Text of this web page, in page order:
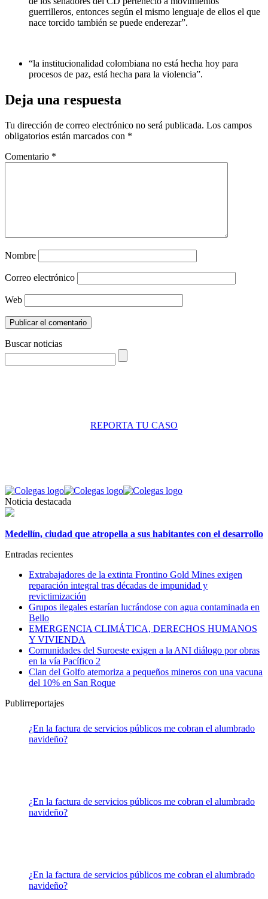
guerrilleros, entonces según el mismo lenguaje de ellos el que
nace torcido también se puede enderezar”.
“la institucionalidad colombiana no está hecha hoy para
procesos de paz, está hecha para la violencia”.
Deja una respuesta
Tu dirección de correo electrónico no será publicada. Los campos
obligatorios están marcados con *
Comentario *
Nombre
Correo electrónico
Web
Buscar noticias
REPORTA TU CASO
Noticia destacada
Medellín, ciudad que atropella a sus habitantes con el desarrollo
Entradas recientes
Extrabajadores de la extinta Frontino Gold Mines exigen
reparación integral tras décadas de impunidad y
revictimización
Grupos ilegales estarían lucrándose con agua contaminada en
Bello
EMERGENCIA CLIMÁTICA, DERECHOS HUMANOS
Y VIVIENDA
Comunidades del Suroeste exigen a la ANI diálogo por obras
en la vía Pacífico 2
Clan del Golfo atemoriza a pequeños mineros con una vacuna
del 10% en San Roque
Publirreportajes
¿En la factura de servicios públicos me cobran el alumbrado
navideño?
¿En la factura de servicios públicos me cobran el alumbrado
navideño?
¿En la factura de servicios públicos me cobran el alumbrado
navideño?